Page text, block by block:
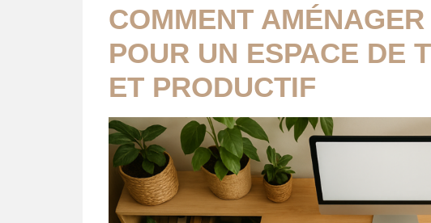
COMMENT
POUR UN ESPACE DE
ET PRODUCTIF